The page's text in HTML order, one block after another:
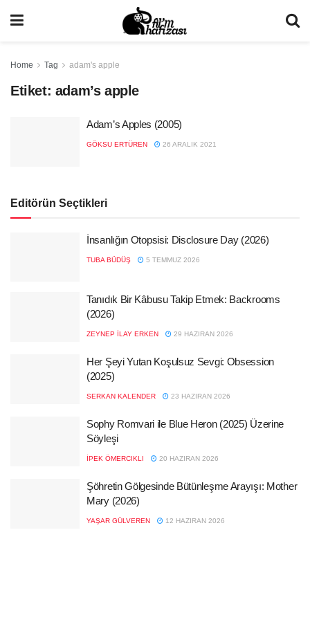
Home Tag adam's apple
Etiket: adam’s apple
Adam’s Apples (2005)
GÖKSU ERTÜREN 26 ARALIK 2021
Editörün Seçtikleri
İnsanlığın Otopsisi: Disclosure Day (2026)
TUBA BÜDÜŞ 5 TEMMUZ 2026
Tanıdık Bir Kâbusu Takip Etmek: Backrooms
(2026)
ZEYNEP İLAY ERKEN 29 HAZIRAN 2026
Her Şeyi Yutan Koşulsuz Sevgi: Obsession
(2025)
SERKAN KALENDER 23 HAZIRAN 2026
Sophy Romvari ile Blue Heron (2025) Üzerine
Söyleşi
İPEK ÖMERCIKLI 20 HAZIRAN 2026
Şöhretin Gölgesinde Bütünleşme Arayışı: Mother
Mary (2026)
YAŞAR GÜLVEREN 12 HAZIRAN 2026